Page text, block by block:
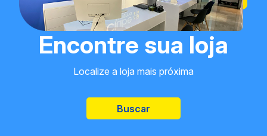
Encontre sua loja
Localize a loja mais próxima
Buscar